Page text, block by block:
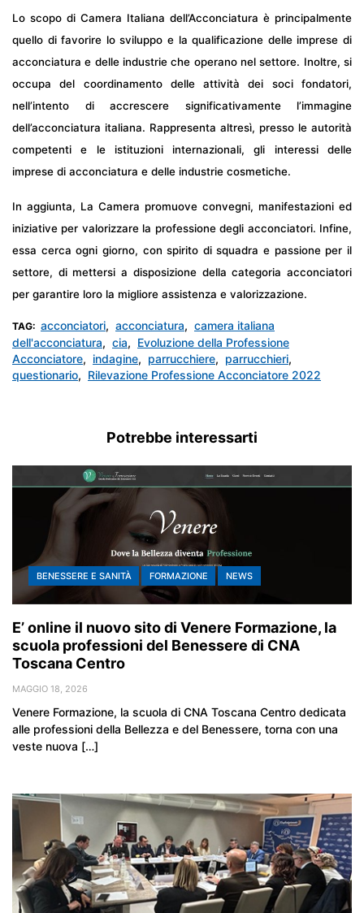
Lo scopo di Camera Italiana dell’Acconciatura è principalmente
quello di favorire lo sviluppo e la qualificazione delle imprese di
acconciatura e delle industrie che operano nel settore. Inoltre, si
occupa del coordinamento delle attività dei soci fondatori,
nell’intento di accrescere significativamente l’immagine
dell’acconciatura italiana. Rappresenta altresì, presso le autorità
competenti e le istituzioni internazionali, gli interessi delle
imprese di acconciatura e delle industrie cosmetiche.
In aggiunta, La Camera promuove convegni, manifestazioni ed
iniziative per valorizzare la professione degli acconciatori. Infine,
essa cerca ogni giorno, con spirito di squadra e passione per il
settore, di mettersi a disposizione della categoria acconciatori
per garantire loro la migliore assistenza e valorizzazione.
TAG: acconciatori, acconciatura, camera italiana
dell'acconciatura, cia, Evoluzione della Professione
Acconciatore, indagine, parrucchiere, parrucchieri,
questionario, Rilevazione Professione Acconciatore 2022
Potrebbe interessarti
BENESSERE E SANITÀ FORMAZIONE NEWS
E’ online il nuovo sito di Venere Formazione, la
scuola professioni del Benessere di CNA
Toscana Centro
MAGGIO 18, 2026
Venere Formazione, la scuola di CNA Toscana Centro dedicata
alle professioni della Bellezza e del Benessere, torna con una
veste nuova […]